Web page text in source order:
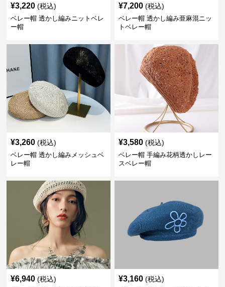
¥3,220 (税込)
ベレー帽 透かし編みニットベレ
ー帽
¥7,200 (税込)
ベレー帽 透かし編み亜麻混ニッ
トベレー帽
¥3,260 (税込)
ベレー帽 透かし編みメッシュベ
レー帽
¥3,580 (税込)
ベレー帽 手編み花柄透かしレー
スベレー帽
¥6,940 (税込) ¥3,160 (税込)